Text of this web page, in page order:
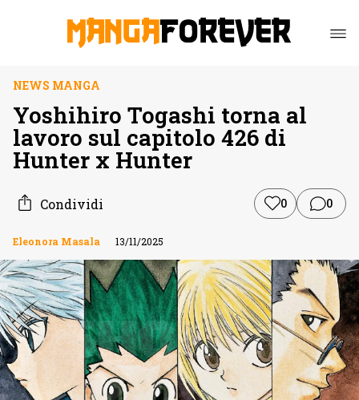
NEWS MANGA
Yoshihiro Togashi torna al
lavoro sul capitolo 426 di
Hunter x Hunter
Condividi 0 0
Eleonora Masala 13/11/2025